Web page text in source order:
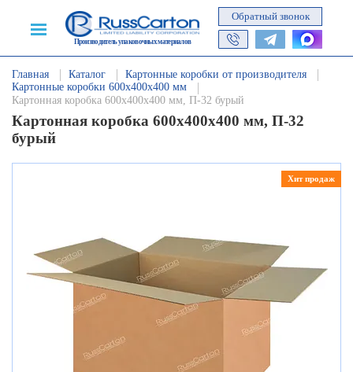
Производитель упаковочных материалов
Обратный звонок
Главная Каталог
Картонные коробки от производителя
Картонные коробки 600х400х400 мм
Картонная коробка 600х400х400 мм, П-32 бурый
Картонная коробка 600х400х400 мм, П-32
бурый
Хит продаж